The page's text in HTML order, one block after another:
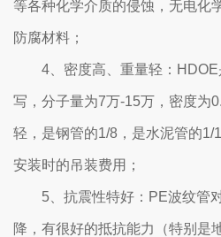
等各种化学介质的侵蚀，无电化
防腐材料；
4、密度高、重量轻：
写，分子量为7万-15万，密度为
轻，是钢管的1/8，是水泥管的1/
安装时的吊装费用；
5、抗震性特好：PE波纹管
降，有很好的抵抗能力（特别是